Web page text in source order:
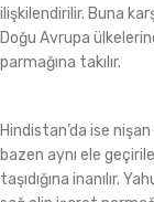
ilişkilendirilir. Buna
Doğu Avrupa
parmağına takılır.
Hindistan’da ise
bazen aynı ele
taşıdığına inanılır.